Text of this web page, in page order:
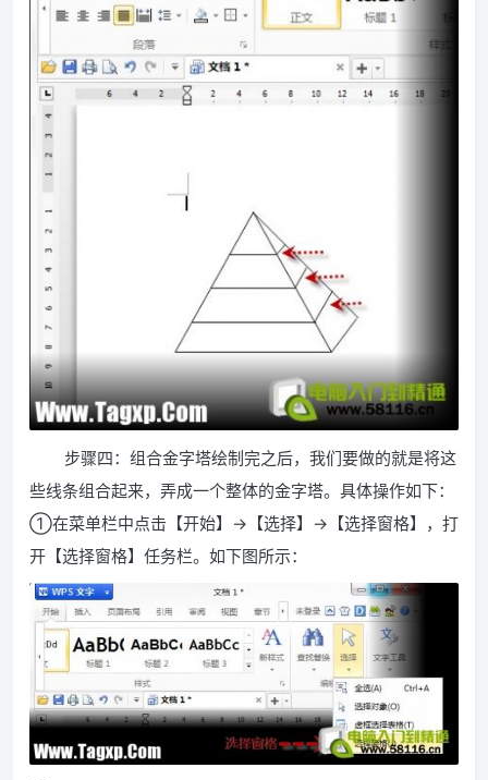
步骤四：组合金字塔绘制完之后，我们要做的就是将这
些线条组合起来，弄成一个整体的金字塔。具体操作如下：
①在菜单栏中点击【开始】→【选择】→【选择窗格】，打
开【选择窗格】任务栏。如下图所示：